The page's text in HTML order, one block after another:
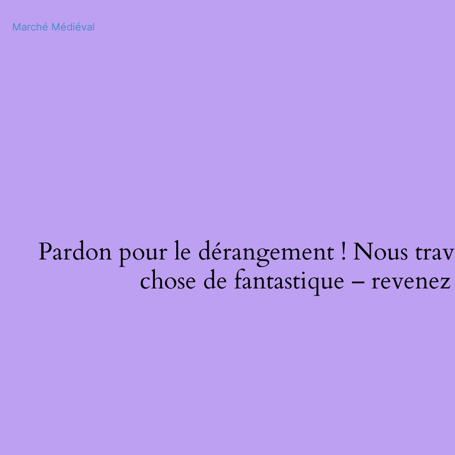
Marché Médiéval
Pardon pour le dérangement ! Nous
chose de fantastique –